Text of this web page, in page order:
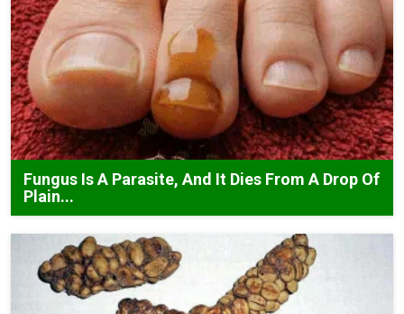
Fungus Is A Parasite, And It Dies From A Drop Of
Plain...